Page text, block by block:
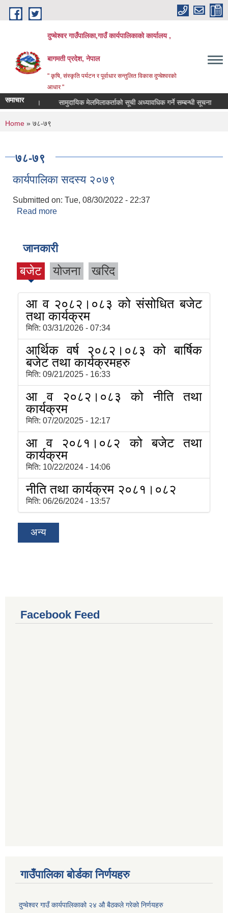
Skip to main content
दुप्चेश्वर गाउँपालिका,गाउँ कार्यपालिकाको कार्यालय ,
बागमती प्रदेश, नेपाल
" कृषि, संस्कृति पर्यटन र पूर्वाधार सन्तुलित विकास दुप्चेश्वरको
आधार "
समाचार
सूचना। सामुदायिक मेलमिलाकर्ताको सूची अध्यावधिक गर्ने सम्बन्धी सूचना
You are here
Home » ७८-७९
७८-७९
कार्यपालिका सदस्य २०७९
Submitted on: Tue, 08/30/2022 - 22:37
Read more
जानकारी
बजेट योजना खरिद
आ व २०८२।०८३ को संसोधित बजेट
तथा कार्यक्रम
मिति: 03/31/2026 - 07:34
आर्थिक वर्ष २०८२।०८३ को बार्षिक
बजेट तथा कार्यक्रमहरु
मिति: 09/21/2025 - 16:33
आ व २०८२।०८३ को नीति तथा
कार्यक्रम
मिति: 07/20/2025 - 12:17
आ व २०८१।०८२ को बजेट तथा
कार्यक्रम
मिति: 10/22/2024 - 14:06
नीति तथा कार्यक्रम २०८१।०८२
मिति: 06/26/2024 - 13:57
अन्य
Facebook Feed
गाउँपालिका बोर्डका निर्णयहरु
दुप्चेश्वर गाउँ कार्यपालिकाको २४ औ बैठकले गरेको निर्णयहरु